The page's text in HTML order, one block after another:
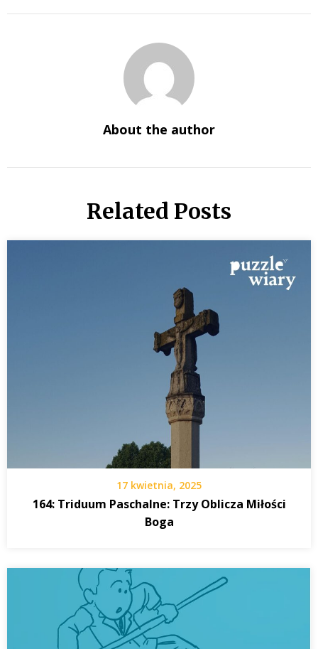
About the author
Related Posts
17 kwietnia, 2025
164: Triduum Paschalne: Trzy Oblicza Miłości
Boga